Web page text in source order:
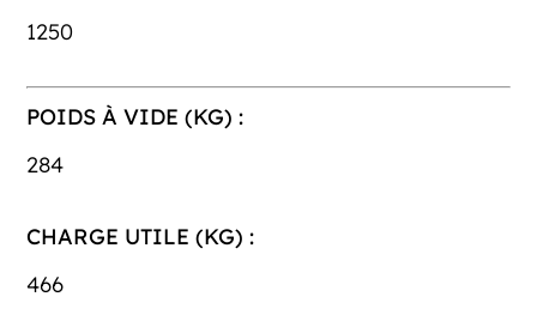
1250
POIDS À VIDE (KG) :
284
CHARGE UTILE (KG) :
466